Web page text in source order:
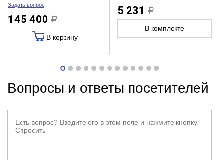
Задать вопрос
145 400
В корзину
5 231
В комплекте
Вопросы и ответы посетителей